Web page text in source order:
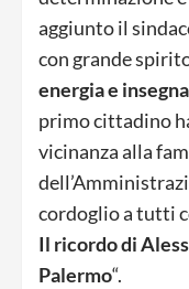
aggiunto il
con grande
energia e
primo cittadino
vicinanza alla
cordoglio a tutti
Il ricordo di
Palermo“.